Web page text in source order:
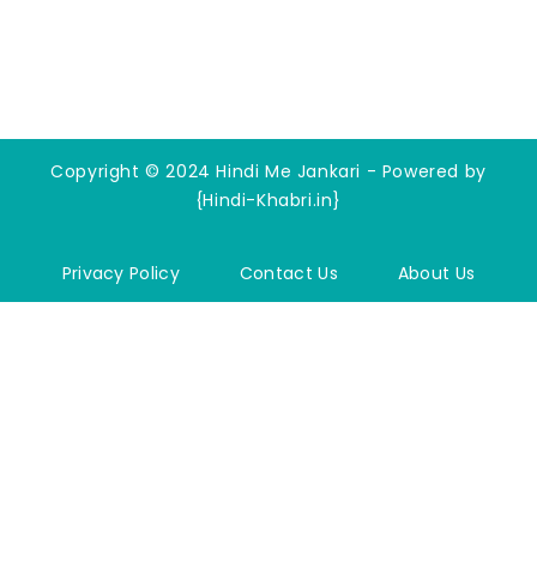
Copyright © 2024 Hindi Me Jankari - Powered by
{Hindi-Khabri.in}
Privacy Policy Contact Us About Us